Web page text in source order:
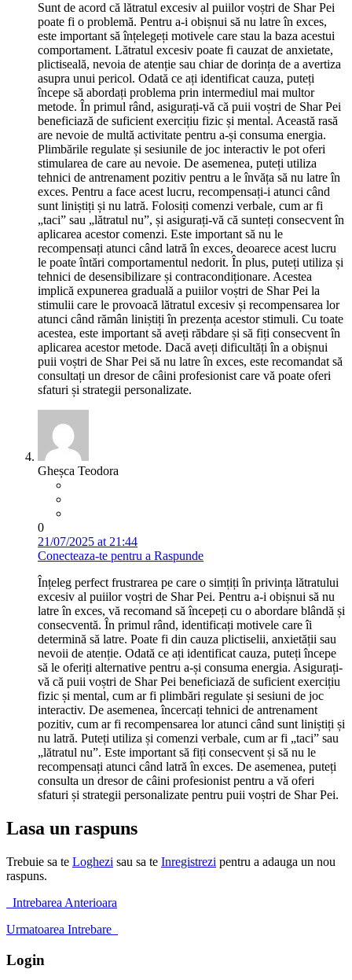
Sunt de acord că lătratul excesiv al puiilor voștri de Shar Pei
poate fi o problemă. Pentru a-i obișnui să nu latre în exces,
este important să înțelegeți motivele care stau la baza acestui
comportament. Lătratul excesiv poate fi cauzat de anxietate,
plictiseală, nevoia de atenție sau chiar de dorința de a avertiza
asupra unui pericol. Odată ce ați identificat cauza, puteți
începe să abordați problema prin intermediul mai multor
metode. În primul rând, asigurați-vă că puii voștri de Shar Pei
beneficiază de suficient exercițiu fizic și mental. Această rasă
are nevoie de multă activitate pentru a-și consuma energia.
Plimbările regulate și sesiunile de joc interactiv le pot oferi
stimularea de care au nevoie. De asemenea, puteți utiliza
tehnici de antrenament pozitiv pentru a le învăța să nu latre în
exces. Pentru a face acest lucru, recompensați-i atunci când
sunt liniștiți și nu latră. Folosiți comenzi verbale, cum ar fi
„taci” sau „lătratul nu”, și asigurați-vă că sunteți consecvent în
aplicarea acestor comenzi. Este important să nu le
recompensați atunci când latră în exces, deoarece acest lucru
le poate întări comportamentul nedorit. În plus, puteți utiliza și
tehnici de desensibilizare și contracondiționare. Acestea
implică expunerea graduală a puiilor voștri de Shar Pei la
stimulii care le provoacă lătratul excesiv și recompensarea lor
atunci când rămân liniștiți în prezența acestor stimuli. Cu toate
acestea, este important să aveți răbdare și să fiți consecvent în
aplicarea acestor metode. Dacă aveți dificultăți în a obișnui
puii voștri de Shar Pei să nu latre în exces, este recomandat să
consultați un dresor de câini profesionist care vă poate oferi
sfaturi și strategii personalizate.
Gheșca Teodora
0
21/07/2025 at 21:44
Conecteaza-te pentru a Raspunde
Înțeleg perfect frustrarea pe care o simțiți în privința lătratului
excesiv al puiilor voștri de Shar Pei. Pentru a-i obișnui să nu
latre în exces, vă recomand să începeți cu o abordare blândă și
consecventă. În primul rând, identificați motivele care îi
determină să latre. Poate fi din cauza plictiselii, anxietății sau
nevoii de atenție. Odată ce ați identificat cauza, puteți începe
să le oferiți alternative pentru a-și consuma energia. Asigurați-
vă că puii voștri de Shar Pei beneficiază de suficient exercițiu
fizic și mental, cum ar fi plimbări regulate și sesiuni de joc
interactiv. De asemenea, încercați tehnici de antrenament
pozitiv, cum ar fi recompensarea lor atunci când sunt liniștiți și
nu latră. Puteți utiliza și comenzi verbale, cum ar fi „taci” sau
„lătratul nu”. Este important să fiți consecvent și să nu le
recompensați atunci când latră în exces. De asemenea, puteți
consulta un dresor de câini profesionist pentru a vă oferi
sfaturi și strategii personalizate pentru puii voștri de Shar Pei.
Lasa un raspuns
Trebuie sa te Loghezi sau sa te Inregistrezi pentru a adauga un nou
raspuns.
Intrebarea Anterioara
Urmatoarea Intrebare
Login